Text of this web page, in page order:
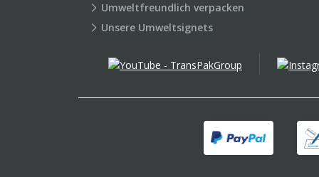
Umweltfreundlich verpacken
Unsere Umweltsignets